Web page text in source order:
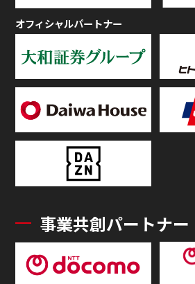
オフィシャルパートナー
事業共創パートナー